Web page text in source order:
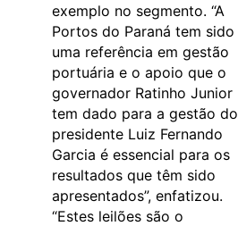
exemplo no segmento. “A
Portos do Paraná tem sido
uma referência em gestão
portuária e o apoio que o
governador Ratinho Junior
tem dado para a gestão do
presidente Luiz Fernando
Garcia é essencial para os
resultados que têm sido
apresentados”, enfatizou.
“Estes leilões são o